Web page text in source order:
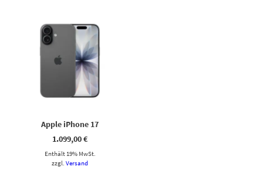
Apple iPhone 17
1.099,00€
Enthält 19% MwSt.
zzgl.Versand